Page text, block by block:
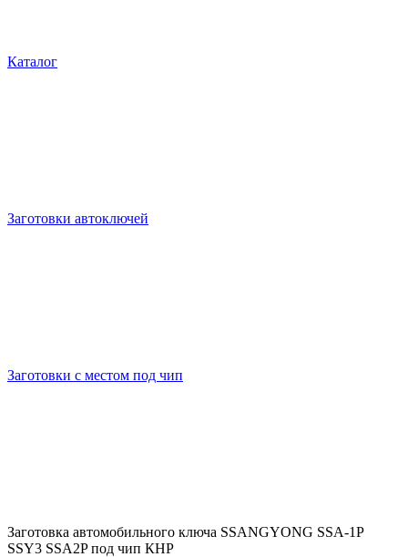
Каталог
Заготовки автоключей
Заготовки с местом под чип
Заготовка автомобильного ключа SSANGYONG SSA-1P
SSY3 SSA2P под чип КНР